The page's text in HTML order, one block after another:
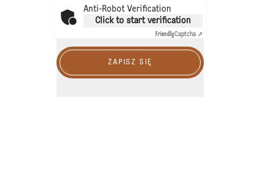
Anti-Robot Verification
Click to start verification
FriendlyCaptcha ⇗
ZAPISZ SIĘ